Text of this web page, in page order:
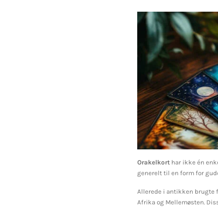
Orakelkort har ikke én
generelt til en form for
Allerede i antikken brugte
Afrika og Mellemøsten.